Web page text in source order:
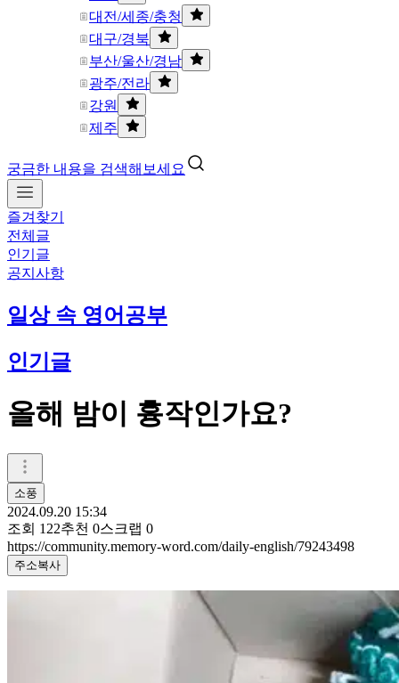
대전/세종/충청
대구/경북
부산/울산/경남
광주/전라
강원
제주
궁금한 내용을 검색해보세요
즐겨찾기
전체글
인기글
공지사항
일상 속 영어공부
인기글
올해 밤이 흉작인가요?
소풍
2024.09.20 15:34
조회 122추천 0스크랩 0
https://community.memory-word.com/daily-english/79243498
주소복사